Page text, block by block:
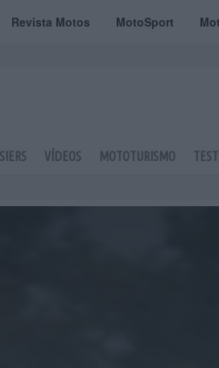
Revista Motos MotoSport
VÍDEOS MOTOTURISMO